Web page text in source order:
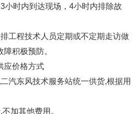
小时内到达现场，4小时内排除故
工程技术人员定期或不定期走访做
积极预防。
应价格方式
汽东风技术服务站统一供货,根据用
加其他费用。